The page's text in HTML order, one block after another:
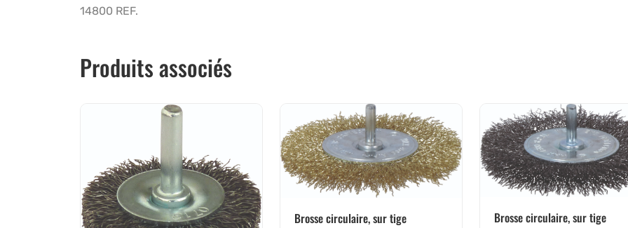
14800 REF.
Produits associés
Brosse circulaire, sur tige
Brosse circulaire, sur tige